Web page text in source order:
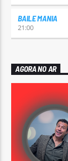
BAILE MANIA
21:00
AGORA NO AR